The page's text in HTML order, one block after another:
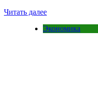
Читать далее
Экономика